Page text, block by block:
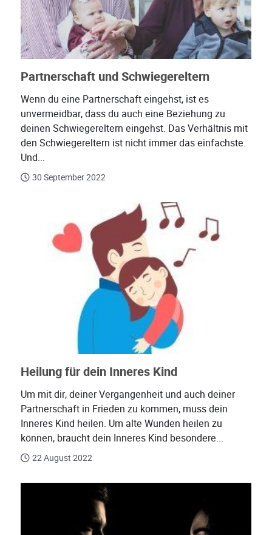
Partnerschaft und Schwiegereltern
Wenn du eine Partnerschaft eingehst, ist es
unvermeidbar, dass du auch eine Beziehung zu
deinen Schwiegereltern eingehst. Das Verhältnis mit
den Schwiegereltern ist nicht immer das einfachste.
Und...
30 September 2022
Heilung für dein Inneres Kind
Um mit dir, deiner Vergangenheit und auch deiner
Partnerschaft in Frieden zu kommen, muss dein
Inneres Kind heilen. Um alte Wunden heilen zu
können, braucht dein Inneres Kind besondere...
22 August 2022